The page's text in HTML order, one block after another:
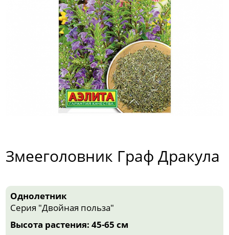
Змееголовник Граф Дракула
Однолетник
Серия "Двойная польза"
Высота растения: 45-65 см